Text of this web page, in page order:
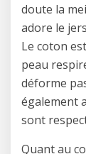
doute la
adore le
Le coton
peau
déforme
également
sont
Quant au